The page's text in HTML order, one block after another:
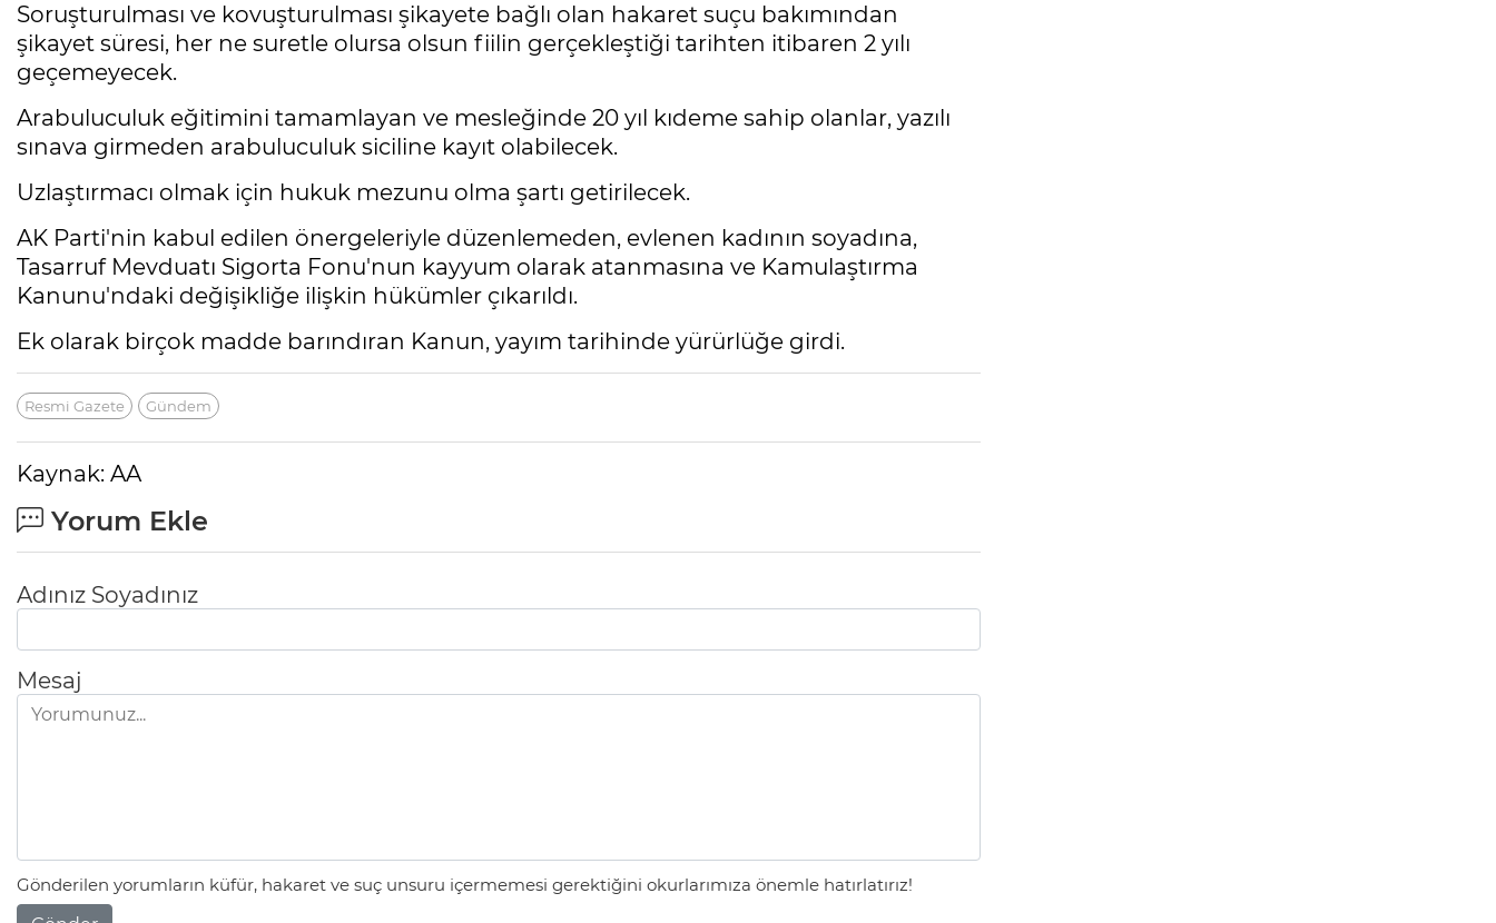
Soruşturulması ve kovuşturulması şikayete bağlı olan hakaret suçu bakımından
şikayet süresi, her ne suretle olursa olsun fiilin gerçekleştiği tarihten itibaren 2 yılı
geçemeyecek.
Arabuluculuk eğitimini tamamlayan ve mesleğinde 20 yıl kıdeme sahip olanlar, yazılı
sınava girmeden arabuluculuk siciline kayıt olabilecek.
Uzlaştırmacı olmak için hukuk mezunu olma şartı getirilecek.
AK Parti'nin kabul edilen önergeleriyle düzenlemeden, evlenen kadının soyadına,
Tasarruf Mevduatı Sigorta Fonu'nun kayyum olarak atanmasına ve Kamulaştırma
Kanunu'ndaki değişikliğe ilişkin hükümler çıkarıldı.
Ek olarak birçok madde barındıran Kanun, yayım tarihinde yürürlüğe girdi.
Resmi Gazete Gündem
Kaynak: AA
Yorum Ekle
Adınız Soyadınız
Mesaj
Gönderilen yorumların küfür, hakaret ve suç unsuru içermemesi gerektiğini okurlarımıza önemle hatırlatırız!